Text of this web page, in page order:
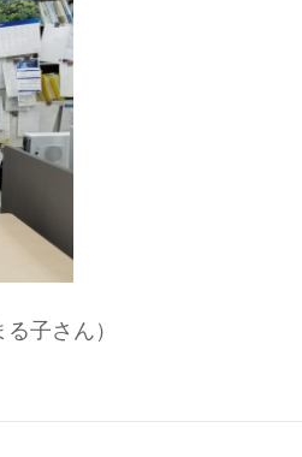
子さん）